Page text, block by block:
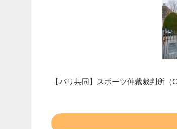
【パリ共同】スポーツ仲裁裁判所